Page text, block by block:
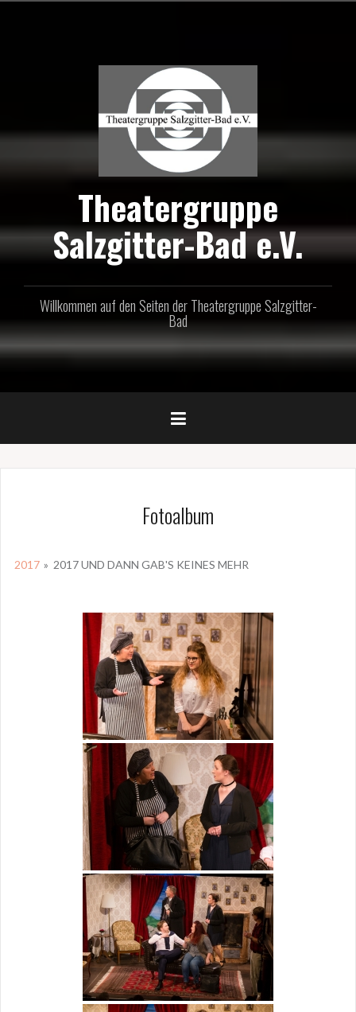
Theatergruppe
Salzgitter-Bad e.V.
Willkommen auf den Seiten der Theatergruppe Salzgitter-
Bad
Fotoalbum
2017 » 2017 UND DANN GAB'S KEINES MEHR